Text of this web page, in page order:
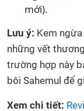
mới).
Lưu ý: Kem
những vết
trường hợp này
bôi Sahemul để
Xem chi tiết: